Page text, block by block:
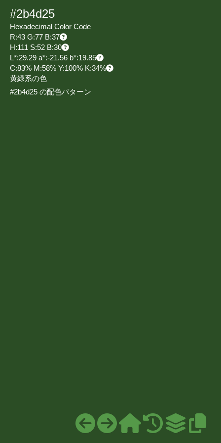
#2b4d25
Hexadecimal Color Code
R:43 G:77 B:37
H:111 S:52 B:30
L*:29.29 a*:-21.56 b*:19.85
C:83% M:58% Y:100% K:34%
黄緑系の色
#2b4d25 の配色パターン